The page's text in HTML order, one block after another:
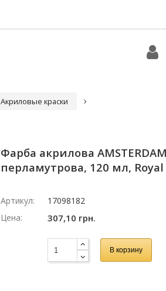
Акриловые краски
Фарба акрилова
перламутрова, 120 мл, Royal
Артикул:
17098182
Цена:
307,10 грн.
В корзину